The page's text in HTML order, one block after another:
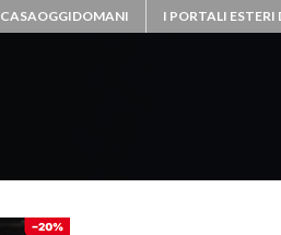
CASAOGGIDOMANI I PORTALI